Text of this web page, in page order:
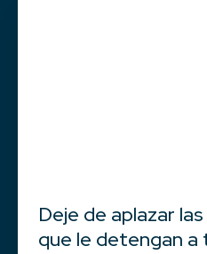
Deje de aplazar
que le detengan a